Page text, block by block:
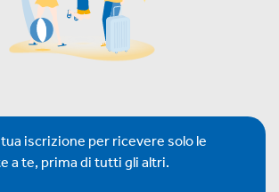
tua iscrizione per ricevere solo le
a te, prima di tutti gli altri.